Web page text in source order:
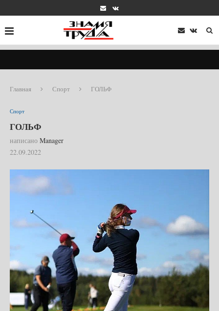
Главная Спорт ГОЛЬФ
Спорт
ГОЛЬФ
написано Manager
22.09.2022